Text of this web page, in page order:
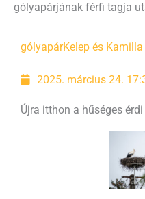
gólyapárjának férfi tagja
gólyapárKelep és Kamilla
2025. március 24.
Újra itthon a hűséges